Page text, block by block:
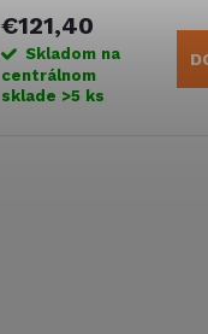
ľavé
€121,40
Skladom na
centrálnom
sklade >5 ks